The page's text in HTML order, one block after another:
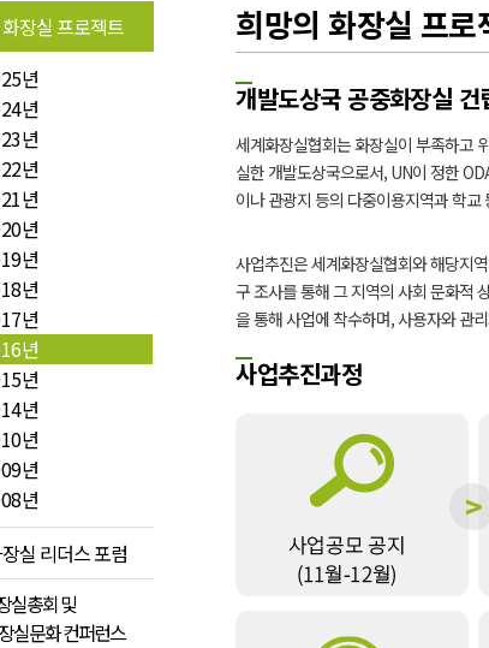
장실 프로젝트
년
년
년
년
년
년
년
년
년
년
년
년
년
년
년
실 리더스 포럼
실총회 및
실문화 컨퍼런스
희망의 화장실 프로
개발도상국 공중화장실 건
세계화장실협회는 화장실이 부족하고
실한 개발도상국으로서, UN이 정한
이나 관광지 등의 다중이용지역과 학
사업추진은 세계화장실협회와 해당지
구 조사를 통해 그 지역의 사회 문화적
을 통해 사업에 착수하며, 사용자와 관
사업추진과정